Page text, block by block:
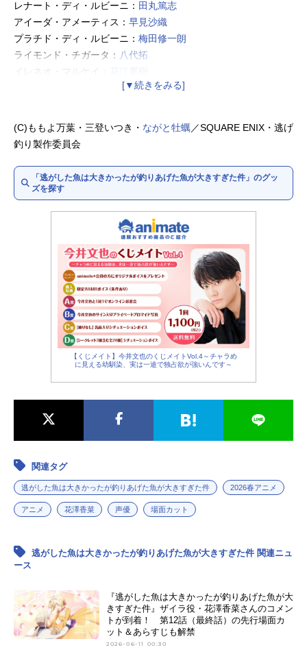
レナート・ディ・ルビーニ： 田丸篤志
アイーダ・アメーティス： 早見沙織
プラチド・ディ・ルビーニ： 梅田修一朗
ライモンド・チガータ： 八代拓
イレネオ・マルケイ：
エレオノラ・カシャーリ：前田佳織里
ミミ父： 稲田徹
ルビーニ王妃：
マッキオ：駒田航
テオドリーコ・アンノヴァッツィ：
ザイラ：花澤香菜
(C)ももよ万葉・三登いつき・ ながと牡蠣／SQUARE ENIX・逃げ
釣り製作委員会
「逃がした魚は大きかったが釣りあげた魚が大きすぎた件」のグッ
ズを探す
【くじメイト】今井文也のくじメイトVol.4～チャラめ
に見える幼馴染、実は一途で独占欲が強いんです～
関連タグ
逃がした魚は大きかったが釣りあげた魚が大きすぎた件 2026春アニメ
アニメ 花澤香菜 声優 場面カット
逃がした魚は大きかったが釣りあげた魚が大きすぎた件 関連ニュ
ース
『逃がした魚は大きかったが釣りあげた魚が大
きすぎた件』ザイラ役・花澤香菜さんのコメン
トが到着！ 第12話（最終話）の先行場面カ
ット＆あらすじも解禁
2026-06-11 00:30